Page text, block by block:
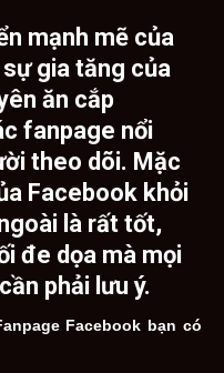
mạnh mẽ của
gia tăng của
ăn cắp
fanpage nổi
theo dõi. Mặc
Facebook khỏi
là rất tốt,
đe dọa mà mọi
phải lưu ý.
Facebook bạn có